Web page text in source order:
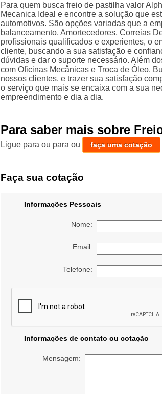
Para quem busca freio de pastilha valor
Mecanica Ideal e encontre a solução que
automotivos. São opções variadas que a
balanceamento, Amortecedores, Correias
profissionais qualificados e experientes, o
cliente, buscando a sua satisfação e
dúvidas e dar o suporte necessário. Além
com Oficinas Mecânicas e Troca de Óleo.
nossos clientes, e trazer sua satisfação
o serviço que mais se encaixa com a sua
empreendimento e dia a dia.
Para saber mais sobre
Ligue paraou paraou faça uma cotação
Faça sua cotação
Informações Pessoais
Nome:
Email:
Telefone:
Informações de contato ou cotação
Mensagem: